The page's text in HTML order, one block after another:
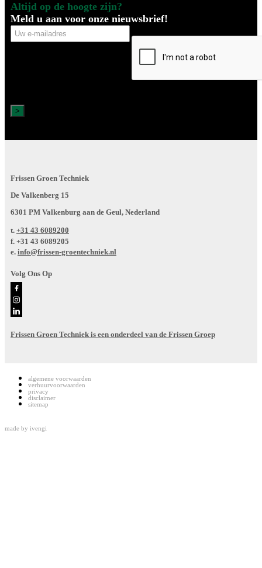
Altijd op de hoogte zijn?
Meld u aan voor onze nieuwsbrief!
Uw
e-
Frissen Groen Techniek
De Valkenberg 15
6301 PM Valkenburg aan de Geul, Nederland
t. +31 43 6089200
f. +31 43 6089205
e. info@frissen-groentechniek.nl
Volg Ons Op
Frissen Groen Techniek is een onderdeel van de Frissen Groep
algemene voorwaarden
verhuurvoorwaarden
privacy
disclaimer
sitemap
made by ivengi